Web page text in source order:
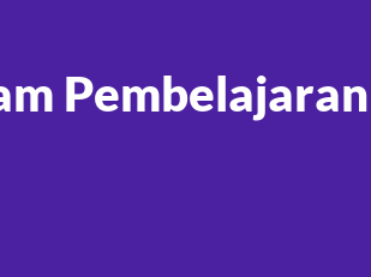
Pembelajaran